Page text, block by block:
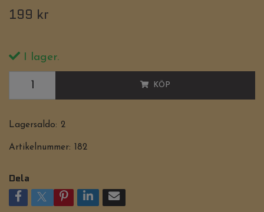
199 kr
I lager.
KÖP
Lagersaldo: 2
Artikelnummer: 182
Dela